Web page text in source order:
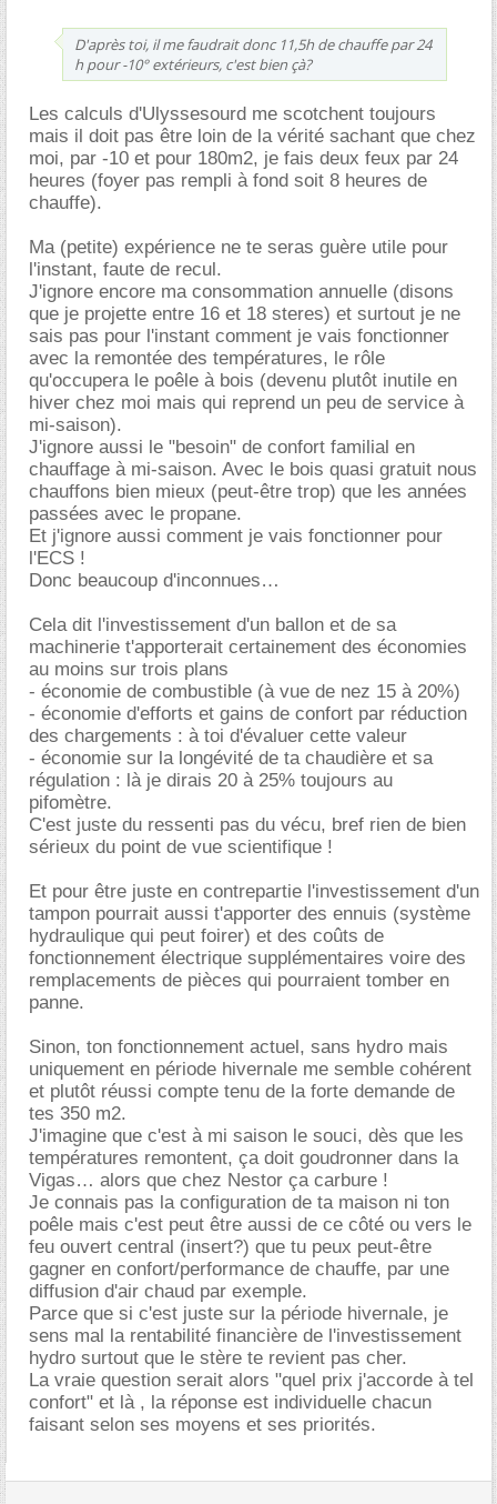
D'après toi, il me faudrait donc 11,5h de chauffe par 24
h pour -10° extérieurs, c'est bien çà?
Les calculs d'Ulyssesourd me scotchent toujours
mais il doit pas être loin de la vérité sachant que chez
moi, par -10 et pour 180m2, je fais deux feux par 24
heures (foyer pas rempli à fond soit 8 heures de
chauffe).
Ma (petite) expérience ne te seras guère utile pour
l'instant, faute de recul.
J'ignore encore ma consommation annuelle (disons
que je projette entre 16 et 18 steres) et surtout je ne
sais pas pour l'instant comment je vais fonctionner
avec la remontée des températures, le rôle
qu'occupera le poêle à bois (devenu plutôt inutile en
hiver chez moi mais qui reprend un peu de service à
mi-saison).
J'ignore aussi le "besoin" de confort familial en
chauffage à mi-saison. Avec le bois quasi gratuit nous
chauffons bien mieux (peut-être trop) que les années
passées avec le propane.
Et j'ignore aussi comment je vais fonctionner pour
l'ECS !
Donc beaucoup d'inconnues
Cela dit l'investissement d'un ballon et de sa
machinerie t'apporterait certainement des économies
au moins sur trois plans
- économie de combustible (à vue de nez 15 à 20%)
- économie d'efforts et gains de confort par réduction
des chargements : à toi d'évaluer cette valeur
- économie sur la longévité de ta chaudière et sa
régulation : là je dirais 20 à 25% toujours au
pifomètre.
C'est juste du ressenti pas du vécu, bref rien de bien
sérieux du point de vue scientifique !
Et pour être juste en contrepartie l'investissement d'un
tampon pourrait aussi t'apporter des ennuis (système
hydraulique qui peut foirer) et des coûts de
fonctionnement électrique supplémentaires voire des
remplacements de pièces qui pourraient tomber en
panne.
Sinon, ton fonctionnement actuel, sans hydro mais
uniquement en période hivernale me semble cohérent
et plutôt réussi compte tenu de la forte demande de
tes 350 m2.
J'imagine que c'est à mi saison le souci, dès que les
températures remontent, ça doit goudronner dans la
Vigas… alors que chez Nestor ça carbure !
Je connais pas la configuration de ta maison ni ton
poêle mais c'est peut être aussi de ce côté ou vers le
feu ouvert central (insert?) que tu peux peut-être
gagner en confort/performance de chauffe, par une
diffusion d'air chaud par exemple.
Parce que si c'est juste sur la période hivernale, je
sens mal la rentabilité financière de l'investissement
hydro surtout que le stère te revient pas cher.
La vraie question serait alors "quel prix j'accorde à tel
confort" et là , la réponse est individuelle chacun
faisant selon ses moyens et ses priorités.